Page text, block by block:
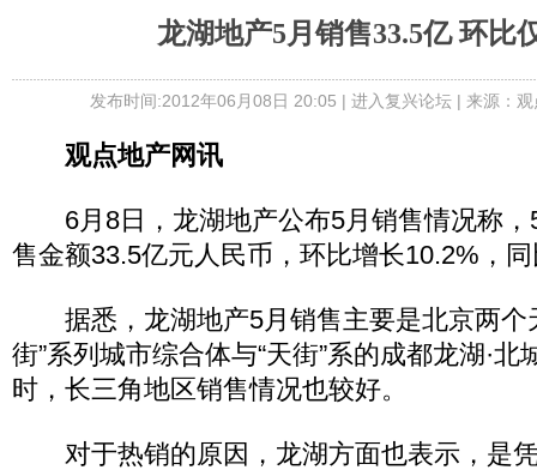
龙湖地产5月销售33.5亿 环比
发布时间:2012年06月08日 20:05 | 进入复兴论坛| 来源：
观点地产网讯
6月8日，龙湖地产公布5月销售情况称，
售金额33.5亿元人民币，环比增长10.2%，
据悉，龙湖地产5月销售主要是北京两个
街”系列城市综合体与“天街”系的成都龙湖·
时，长三角地区销售情况也较好。
对于热销的原因，龙湖方面也表示，是